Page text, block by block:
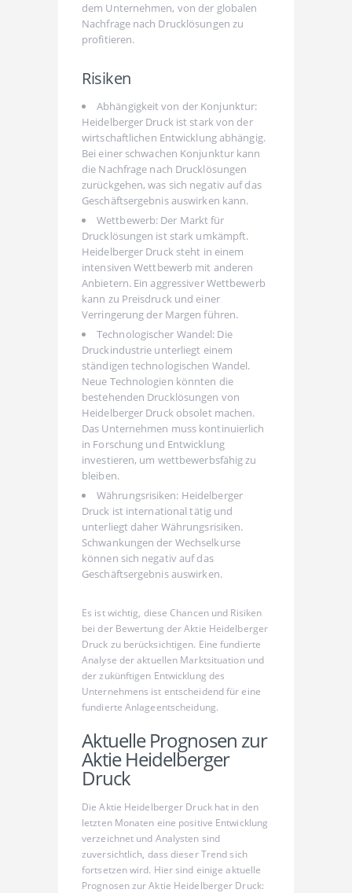
dem Unternehmen, von der globalen
Nachfrage nach Drucklösungen zu
profitieren.
Risiken
Abhängigkeit von der Konjunktur:
Heidelberger Druck ist stark von der
wirtschaftlichen Entwicklung abhängig.
Bei einer schwachen Konjunktur kann
die Nachfrage nach Drucklösungen
zurückgehen, was sich negativ auf das
Geschäftsergebnis auswirken kann.
Wettbewerb: Der Markt für
Drucklösungen ist stark umkämpft.
Heidelberger Druck steht in einem
intensiven Wettbewerb mit anderen
Anbietern. Ein aggressiver Wettbewerb
kann zu Preisdruck und einer
Verringerung der Margen führen.
Technologischer Wandel: Die
Druckindustrie unterliegt einem
ständigen technologischen Wandel.
Neue Technologien könnten die
bestehenden Drucklösungen von
Heidelberger Druck obsolet machen.
Das Unternehmen muss kontinuierlich
in Forschung und Entwicklung
investieren, um wettbewerbsfähig zu
bleiben.
Währungsrisiken: Heidelberger
Druck ist international tätig und
unterliegt daher Währungsrisiken.
Schwankungen der Wechselkurse
können sich negativ auf das
Geschäftsergebnis auswirken.
Es ist wichtig, diese Chancen und Risiken
bei der Bewertung der Aktie Heidelberger
Druck zu berücksichtigen. Eine fundierte
Analyse der aktuellen Marktsituation und
der zukünftigen Entwicklung des
Unternehmens ist entscheidend für eine
fundierte Anlageentscheidung.
Aktuelle Prognosen zur
Aktie Heidelberger
Druck
Die Aktie Heidelberger Druck hat in den
letzten Monaten eine positive Entwicklung
verzeichnet und Analysten sind
zuversichtlich, dass dieser Trend sich
fortsetzen wird. Hier sind einige aktuelle
Prognosen zur Aktie Heidelberger Druck: